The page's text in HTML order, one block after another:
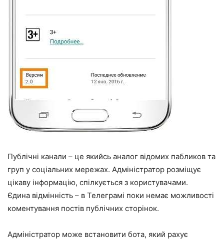
Публічні канали – це якийсь аналог відомих пабликов та
груп у соціальних мережах. Адміністратор розміщує
цікаву інформацію, спілкується з користувачами.
Єдина відмінність – в Телеграмі поки немає можливості
коментування постів публічних сторінок.
Адміністратор може встановити бота, який рахує